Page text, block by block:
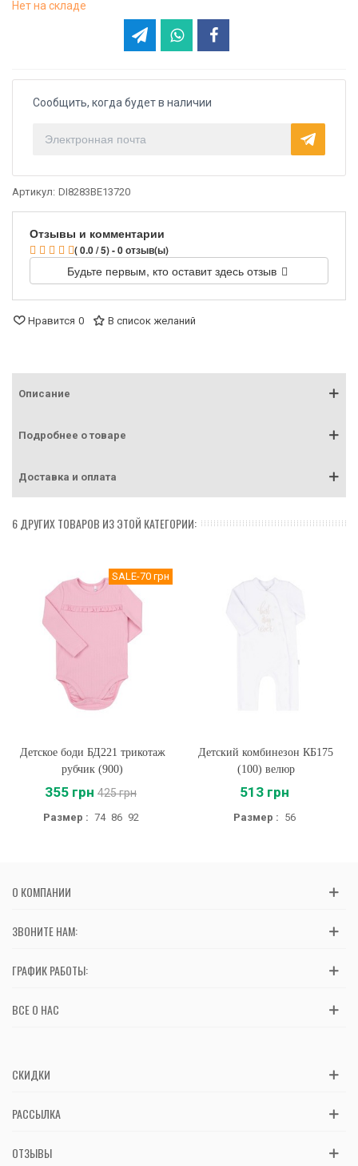
Нет на складе
Сообщить, когда будет в наличии
Артикул: DI8283BE13720
Отзывы и комментарии
( 0.0 / 5) - 0 отзыв(ы)
Будьте первым, кто оставит здесь отзыв
Нравится 0 В список желаний
Описание
Подробнее о товаре
Доставка и оплата
6 ДРУГИХ ТОВАРОВ ИЗ ЭТОЙ КАТЕГОРИИ:
SALE-70 грн
Детское боди БД221 трикотаж
рубчик (900)
355 грн 425 грн
Размер : 74 86 92
Детский комбинезон КБ175
(100) велюр
513 грн
Размер : 56
О КОМПАНИИ
ЗВОНИТЕ НАМ:
ГРАФИК РАБОТЫ:
ВСЕ О НАС
СКИДКИ
РАССЫЛКА
ОТЗЫВЫ